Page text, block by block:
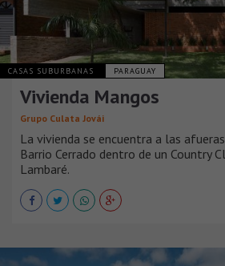
CASAS SUBURBANAS PARAGUAY
Vivienda Mangos
Grupo Culata Jovái
La vivienda se encuentra a las
Barrio Cerrado dentro de un Country
Lambaré.